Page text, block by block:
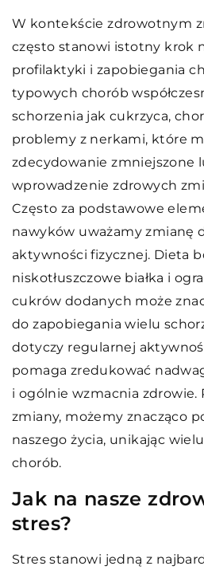
W kontekście zdrowotnym
często stanowi istotny krok
profilaktyki i zapobiegania
typowych chorób
schorzenia jak cukrzyca,
problemy z nerkami, które
zdecydowanie zmniejszone
wprowadzenie zdrowych
Często za podstawowe
nawyków uważamy zmianę
aktywności fizycznej. Dieta
niskotłuszczowe białka i
cukrów dodanych może
do zapobiegania wielu
dotyczy regularnej
pomaga zredukować
i ogólnie wzmacnia zdrowie.
zmiany, możemy znacząco
naszego życia, unikając
chorób.
Jak na nasze
stres?
Stres stanowi jedną z